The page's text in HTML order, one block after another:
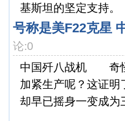
基斯坦的坚定支持
号称是美F22克星
论:0
中国歼八战机 奇怪
加紧生产呢？这证
却早已摇身一变成